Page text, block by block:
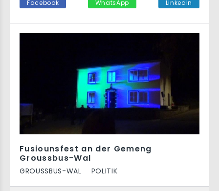
Fusiounsfest an der Gemeng
Groussbus-Wal
GROUSSBUS-WAL POLITIK
Facebook WhatsApp LinkedIn